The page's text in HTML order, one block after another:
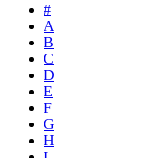
#
A
B
C
D
E
F
G
H